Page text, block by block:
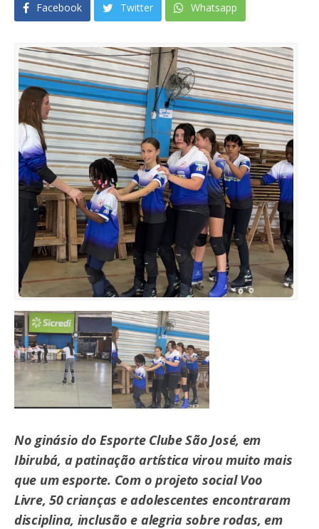
Facebook Twitter Whatsapp
No ginásio do Esporte Clube São José, em
Ibirubá, a patinação artística virou muito mais
que um esporte. Com o projeto social Voo
Livre, 50 crianças e adolescentes encontraram
disciplina, inclusão e alegria sobre rodas, em